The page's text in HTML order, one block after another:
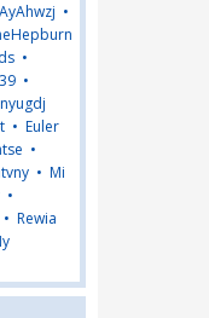
•
•
•
nyugdj
• Euler
•
• Mi
•
• Rewia